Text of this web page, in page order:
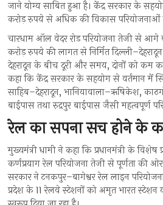
जाने योग्य साबित हुआ है। केंद्र सरकार के
करोड़ रुपये से अधिक की विकास परियोजनाओं
चारधाम ऑल वेदर रोड परियोजना तेजी से आगे
करोड़ रुपये की लागत से निर्मित
देहरादून के बीच दूरी और समय, दोनों को कम कर
कहा कि केंद्र सरकार के सहयोग से वर्तमान में
साहिब–देहरादून, भानियावाला–ऋषिकेश,
बाईपास तथा रुद्रपुर बाईपास जैसी महत्वपूर्ण
रेल का सपना सच होने के
मुख्यमंत्री धामी ने कहा कि प्रधानमंत्री के
कर्णप्रयाग रेल परियोजना तेजी से पूर्णता की
सरकार ने टनकपुर–बागेश्वर रेल लाइन
प्रदेश के 11 रेलवे स्टेशनों को अमृत भारत